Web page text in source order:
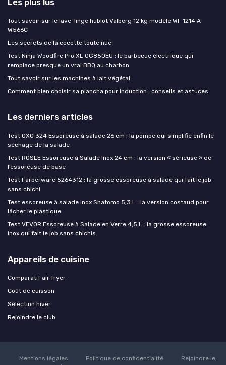
Les plus lus
Tout savoir sur le lave-linge hublot Valberg 12 kg modèle WF 1214 A
W566C
Les secrets de la cocotte toute nue
Test Ninja Woodfire Pro XL OG850EU : le barbecue électrique qui
remplace presque un vrai BBQ au charbon
Tout savoir sur les machines à lait végétal
Comment bien choisir sa plancha pour induction : conseils et astuces
Les derniers articles
Test OXO 324 Essoreuse à salade 26 cm : la pompe qui simplifie enfin le
séchage de la salade
Test RÖSLE Essoreuse à Salade Inox 24 cm : la version « sérieuse » de
l’essoreuse de base
Test Farberware 5264312 : la grosse essoreuse à salade qui fait le job
sans chichi
Test essoreuse à salade inox Shatomo 5,3 L : la version costaud pour
lâcher le plastique
Test VEVOR Essoreuse à Salade en Verre 4,5 L : la grosse essoreuse
inox qui fait le job sans chichis
Appareils de cuisine
Comparatif air fryer
Coût de cuisson
Sélection hiver
Rejoindre le club
Mentions légales Politique de confidentialité
Rejoindre le